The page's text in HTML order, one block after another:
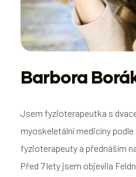
Barbora
Jsem fyzioterapeutka s
myoskeletální medicíny
fyzioterapeuty a přednáším
Před 7 lety jsem objevila